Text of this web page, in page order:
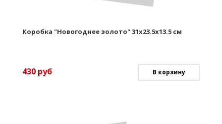
Коробка "Новогоднее золото" 31х23.5х13.5 см
430 руб В корзину